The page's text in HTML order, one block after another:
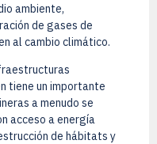
ambiente,
de gases de
al cambio climático.
tiene un importante
a menudo se
acceso a energía
de hábitats y